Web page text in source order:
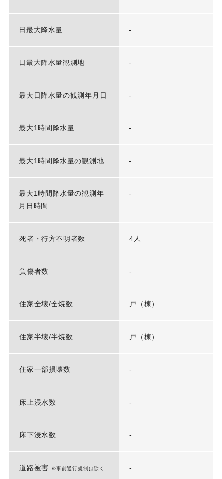
日最大降水量 -
日最大降水量観測地 -
最大日降水量の観測年月日 -
最大1時間降水量 -
最大1時間降水量の観測地 -
最大1時間降水量の観測年
月日時間
-
死者・行方不明者数 4人
負傷者数 -
住家全壊/全焼数 戸（棟）
住家半壊/半焼数 戸（棟）
住家一部損壊数 -
床上浸水数 -
床下浸水数 -
道路被害 ※事前通行規制は除く -